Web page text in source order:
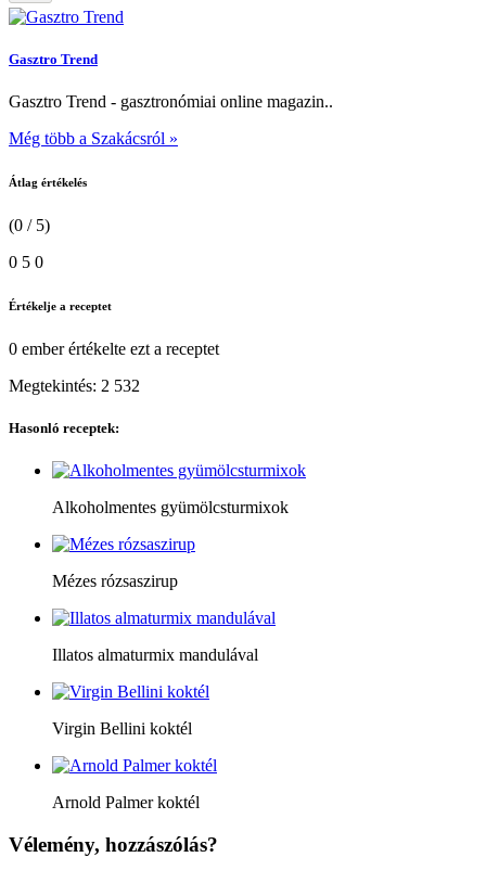
Gasztro Trend
Gasztro Trend - gasztronómiai online magazin..
Még több a Szakácsról »
Átlag értékelés
(0 / 5)
0 5 0
Értékelje a receptet
0 emberértékelte ezt a receptet
Megtekintés: 2 532
Hasonló receptek:
Alkoholmentes gyümölcsturmixok
Mézes rózsaszirup
Illatos almaturmix mandulával
Virgin Bellini koktél
Arnold Palmer koktél
Vélemény, hozzászólás?